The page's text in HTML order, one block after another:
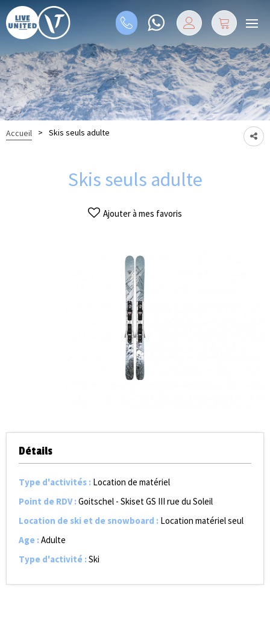
Accueil > Skis seuls adulte
Skis seuls adulte
Ajouter à mes favoris
Détails
Type d'activités : Location de matériel
Point de RDV:Goitschel - Skiset GS III rue du Soleil
Location de ski et de snowboard : Location matériel seul
Age :Adulte
Type d'activité :Ski